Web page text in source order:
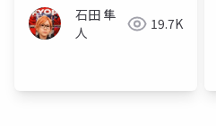
石田 隼
人
19.7K